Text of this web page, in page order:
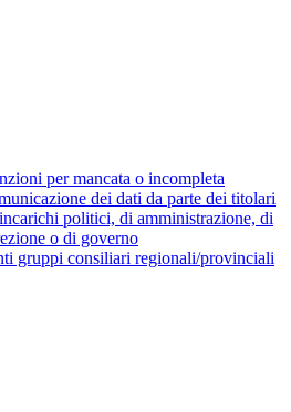
per mancata o incompleta
dei dati da parte dei titolari
politici, di amministrazione, di
o di governo
gruppi consiliari regionali/provinciali